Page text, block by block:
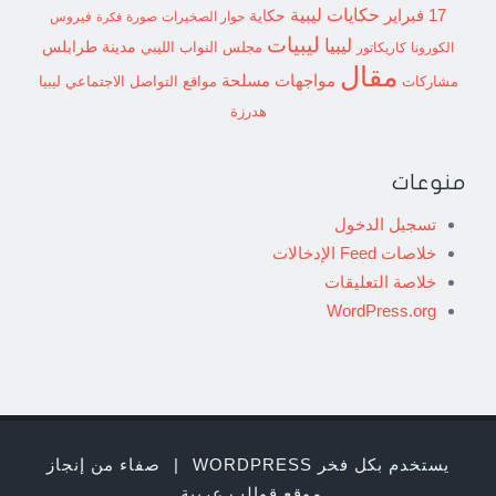
17 فبراير حكايات ليبية حكاية حوار الصخيرات صورة فكرة فيروس
الكورونا كاريكاتور ليبيا ليبيات مجلس النواب الليبي مدينة طرابلس
مشاركات مقال مواجهات مسلحة مواقع التواصل الاجتماعي ليبيا
هدرزة
منوعات
تسجيل الدخول
خلاصات Feed الإدخالات
خلاصة التعليقات
WordPress.org
يستخدم بكل فخر WORDPRESS |
صفاء من إنجاز